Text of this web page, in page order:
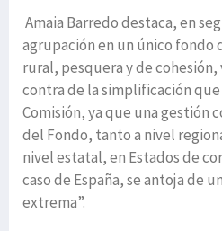
Amaia Barredo destaca, en
agrupación en un único fondo
rural, pesquera y de
contra de la simplificación
Comisión, ya que una gestión
del Fondo, tanto a nivel
nivel estatal, en Estados de
caso de España, se antoja de
extrema”.